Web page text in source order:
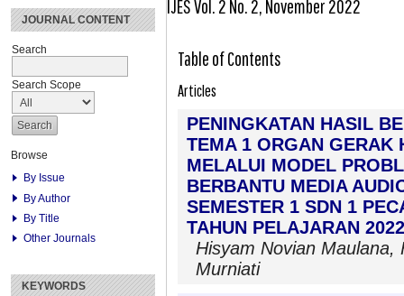
JOURNAL CONTENT
Search
Search Scope
Browse
By Issue
By Author
By Title
Other Journals
KEYWORDS
IJES Vol. 2 No. 2, November 2022
Table of Contents
Articles
PENINGKATAN HASIL
TEMA 1 ORGAN GERAK
MELALUI MODEL
BERBANTU MEDIA
SEMESTER 1 SDN 1
TAHUN PELAJARAN
Hisyam Novian Maulana,
Murniati